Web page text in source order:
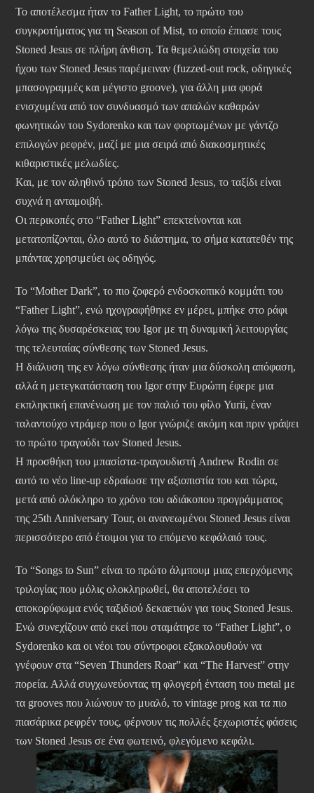
Το αποτέλεσμα ήταν το Father Light, το πρώτο του
συγκροτήματος για τη Season of Mist, το οποίο έπιασε τους
Stoned Jesus σε πλήρη άνθιση. Τα θεμελιώδη στοιχεία του
ήχου των Stoned Jesus παρέμειναν (fuzzed-out rock, οδηγικές
μπασογραμμές και μέγιστο groove), για άλλη μια φορά
ενισχυμένα από τον συνδυασμό των απαλών καθαρών
φωνητικών του Sydorenko και των φορτωμένων με γάντζο
επιλογών ρεφρέν, μαζί με μια σειρά από διακοσμητικές
κιθαριστικές μελωδίες.
Και, με τον αληθινό τρόπο των Stoned Jesus, το ταξίδι είναι
συχνά η ανταμοιβή.
Οι περικοπές στο “Father Light” επεκτείνονται και
μετατοπίζονται, όλο αυτό το διάστημα, το σήμα κατατεθέν της
μπάντας χρησιμεύει ως οδηγός.
Το “Mother Dark”, το πιο ζοφερό ενδοσκοπικό κομμάτι του
“Father Light”, ενώ ηχογραφήθηκε εν μέρει, μπήκε στο ράφι
λόγω της δυσαρέσκειας του Igor με τη δυναμική λειτουργίας
της τελευταίας σύνθεσης των Stoned Jesus.
Η διάλυση της εν λόγω σύνθεσης ήταν μια δύσκολη απόφαση,
αλλά η μετεγκατάσταση του Igor στην Ευρώπη έφερε μια
εκπληκτική επανένωση με τον παλιό του φίλο Yurii, έναν
ταλαντούχο ντράμερ που ο Igor γνώριζε ακόμη και πριν γράψει
το πρώτο τραγούδι των Stoned Jesus.
Η προσθήκη του μπασίστα-τραγουδιστή Andrew Rodin σε
αυτό το νέο line-up εδραίωσε την αξιοπιστία του και τώρα,
μετά από ολόκληρο το χρόνο του αδιάκοπου προγράμματος
της 25th Anniversary Tour, οι ανανεωμένοι Stoned Jesus είναι
περισσότερο από έτοιμοι για το επόμενο κεφάλαιό τους.
Το “Songs to Sun” είναι το πρώτο άλμπουμ μιας επερχόμενης
τριλογίας που μόλις ολοκληρωθεί, θα αποτελέσει το
αποκορύφωμα ενός ταξιδιού δεκαετιών για τους Stoned Jesus.
Ενώ συνεχίζουν από εκεί που σταμάτησε το “Father Light”, ο
Sydorenko και οι νέοι του σύντροφοι εξακολουθούν να
γνέφουν στα “Seven Thunders Roar” και “The Harvest” στην
πορεία. Αλλά συγχωνεύοντας τη φλογερή ένταση του metal με
τα grooves που λιώνουν το μυαλό, το vintage prog και τα πιο
πιασάρικα ρεφρέν τους, φέρνουν τις πολλές ξεχωριστές φάσεις
των Stoned Jesus σε ένα φωτεινό, φλεγόμενο κεφάλι.